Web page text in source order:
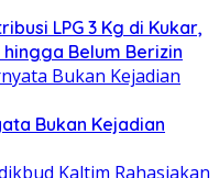
LPG 3 Kg di Kukar,
Belum Berizin
Bukan Kejadian